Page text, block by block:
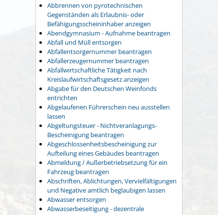
Abbrennen von pyrotechnischen
Gegenständen als Erlaubnis- oder
Befähigungsscheininhaber anzeigen
Abendgymnasium - Aufnahme beantragen
Abfall und Müll entsorgen
Abfallentsorgernummer beantragen
Abfallerzeugernummer beantragen
Abfallwirtschaftliche Tätigkeit nach
Kreislaufwirtschaftsgesetz anzeigen
Abgabe für den Deutschen Weinfonds
entrichten
Abgelaufenen Führerschein neu ausstellen
lassen
Abgeltungsteuer - Nichtveranlagungs-
Bescheinigung beantragen
Abgeschlossenheitsbescheinigung zur
Aufteilung eines Gebäudes beantragen
Abmeldung / Außerbetriebsetzung für ein
Fahrzeug beantragen
Abschriften, Ablichtungen, Vervielfältigungen
und Negative amtlich beglaubigen lassen
Abwasser entsorgen
Abwasserbeseitigung - dezentrale